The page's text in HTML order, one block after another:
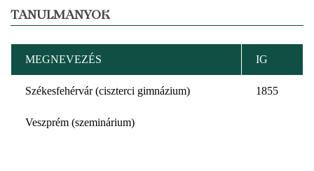
TANULMÁNYOK
MEGNEVEZÉS IG
Székesfehérvár (ciszterci gimnázium) 1855
Veszprém (szeminárium)